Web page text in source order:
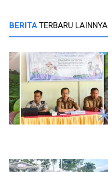
BERITA TERBARU LAINNYA